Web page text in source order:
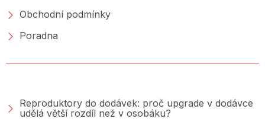
Obchodní podmínky
Poradna
Reproduktory do dodávek: proč upgrade v dodávce
udělá větší rozdíl než v osobáku?